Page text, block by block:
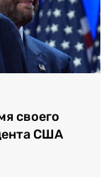
своего
США